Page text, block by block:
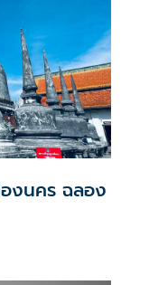
องนคร ฉลอง